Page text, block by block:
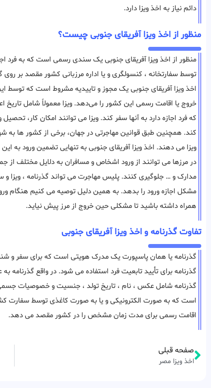
دائم نیاز به اخذ ویزا دارد.
منظور از اخذ ویزا آفریقای جنوبی چیست؟
منظور از اخذ ویزا آفریقای جنوبی یک سندی رسمی است که به فرد
توسط سفارتخانه ، کنسولگری و یا اداره مرزبانی کشور مقصد بر
اخذ ویزا آفریقای جنوبی یک مجوز و تاییدیه مشروط است که توسط
خروج یا اقامت رسمی این کشور را می‌دهد. ویزا معمولاً شامل
که فرد اجازه دارد به آنها سفر کند. ویزا می توانند امکان کار،
کند. همچنین طبق قوانین مهاجرتی در جهان، برخی از کشور ها
ویزا می دهند. اخذ ویزا آفریقای جنوبی به تنهایی تضمین ورود
در مرزها می ‌توانند از ورود اشخاص و مسافران به دلایل مختلف
مدارک و … جلوگیری ‌کنند. پلیس مهاجرت می تواند گذرنامه ، ویزا
مشکل اجازه ورود را بدهد. به همین دلیل توصیه می کنیم هنگام
همراه داشته باشید تا مشکلی حین خروج از مرز پیش نیاید.
تفاوت گذرنامه و اخذ ویزا آفریقای جنوبی
گذرنامه یا همان پاسپورت یک مدرک هویتی است که برای سفر و
گذرنامه برای تأیید تابعیت فرد استفاده می شود. در واقع
گذرنامه شامل عکس ، نام ، تاریخ تولد ، جنسیت و خصوصیات جسمی
است که به صورت الکترونیکی و یا به صورت کاغذی توسط سفارت
اقامت رسمی برای مدت زمان مشخص را در کشور مقصد می دهد.
صفحه قبلی
اخذ ویزا مصر